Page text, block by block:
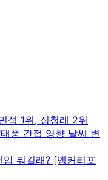
석 1위, 정청래 2위
풍 간접 영향 날씨 변
암 뭐길래? [앵커리포